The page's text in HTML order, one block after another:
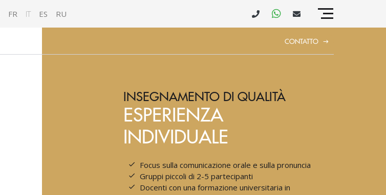
FR IT ES RU
CONTATTO
INSEGNAMENTO DI QUALITÀ
ESPERIENZA
INDIVIDUALE
Focus sulla comunicazione orale e sulla pronuncia
Gruppi piccoli di 2-5 partecipanti
Docenti con una formazione universitaria in